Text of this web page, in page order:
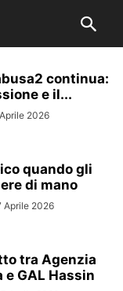
continua:
e il...
2026
quando gli
di mano
Aprile 2026
tra Agenzia
e GAL Hassin